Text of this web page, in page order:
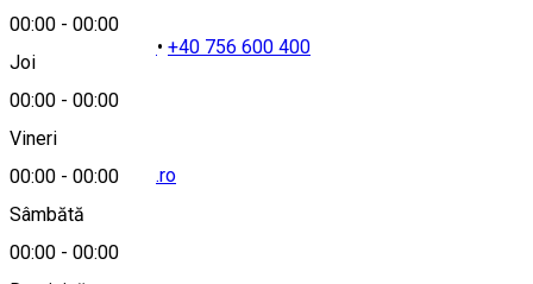
00:00 - 00:00
Joi
00:00 - 00:00
Vineri
00:00 - 00:00
Sâmbătă
00:00 - 00:00
• +40 756 600 400
office@edenhotel.ro